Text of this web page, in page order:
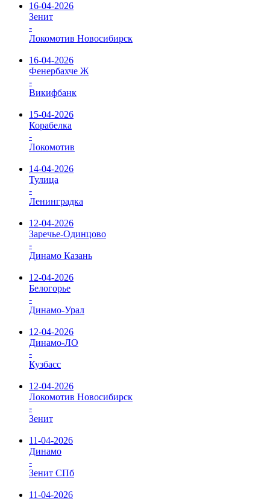
16-04-2026
Зенит
-
Локомотив Новосибирск
16-04-2026
Фенербахче Ж
-
Викифбанк
15-04-2026
Корабелка
-
Локомотив
14-04-2026
Тулица
-
Ленинградка
12-04-2026
Заречье-Одинцово
-
Динамо Казань
12-04-2026
Белогорье
-
Динамо-Урал
12-04-2026
Динамо-ЛО
-
Кузбасс
12-04-2026
Локомотив Новосибирск
-
Зенит
11-04-2026
Динамо
-
Зенит СПб
11-04-2026